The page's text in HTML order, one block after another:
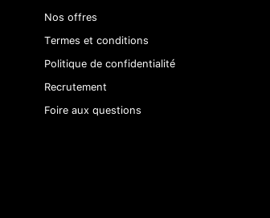
Nos offres
Termes et conditions
Politique de confidentialité
Recrutement
Foire aux questions